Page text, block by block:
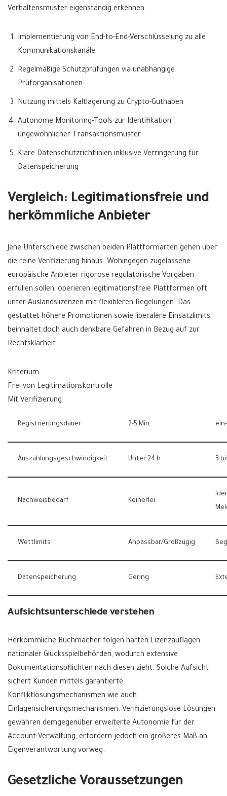
Verhaltensmuster eigenständig erkennen.
Implementierung von End-to-End-Verschlüsselung zu alle
Kommunikationskanäle
Regelmäßige Schutzprüfungen via unabhängige
Prüforganisationen
Nutzung mittels Kaltlagerung zu Crypto-Guthaben
Autonome Monitoring-Tools zur Identifikation
ungewöhnlicher Transaktionsmuster
Klare Datenschutzrichtlinien inklusive Verringerung für
Datenspeicherung
Vergleich: Legitimationsfreie und
herkömmliche Anbieter
Jene Unterschiede zwischen beiden Plattformarten gehen über
die reine Verifizierung hinaus. Wohingegen zugelassene
europäische Anbieter rigorose regulatorische Vorgaben
erfüllen sollen, operieren legitimationsfreie Plattformen oft
unter Auslandslizenzen mit flexibleren Regelungen. Das
gestattet höhere Promotionen sowie liberalere Einsatzlimits,
beinhaltet doch auch denkbare Gefahren in Bezug auf zur
Rechtsklarheit.
Kriterium
Frei von Legitimationskontrolle
Mit Verifizierung
Registrierungsdauer 2-5 Min.
Auszahlungsgeschwindigkeit Unter 24 h 3
Nachweisbedarf Keinerlei
Wettlimits Anpassbar/Großzügig
Datenspeicherung Gering
Aufsichtsunterschiede verstehen
Herkömmliche Buchmacher folgen harten Lizenzauflagen
nationaler Glücksspielbehörden, wodurch extensive
Dokumentationspflichten nach diesen zieht. Solche Aufsicht
sichert Kunden mittels garantierte
Konfliktlösungsmechanismen wie auch
Einlagensicherungsmechanismen. Verifizierungslose Lösungen
gewähren demgegenüber erweiterte Autonomie für der
Account-Verwaltung, erfordern jedoch ein größeres Maß an
Eigenverantwortung vorweg.
Gesetzliche Voraussetzungen